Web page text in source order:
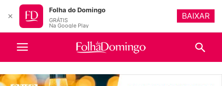
✕
Folha do Domingo
GRÁTIS
Na Google Play
BAIXAR